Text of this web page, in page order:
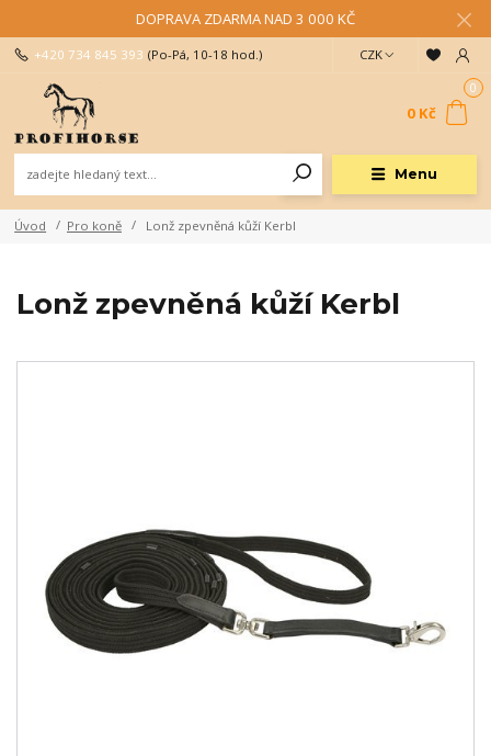
DOPRAVA ZDARMA NAD 3 000 KČ
Menu
CZK
+420 734 845 393 (Po-Pá, 10-18 hod.)
0
0 Kč
Úvod Pro koně Lonž zpevněná kůží Kerbl
Lonž zpevněná kůží Kerbl